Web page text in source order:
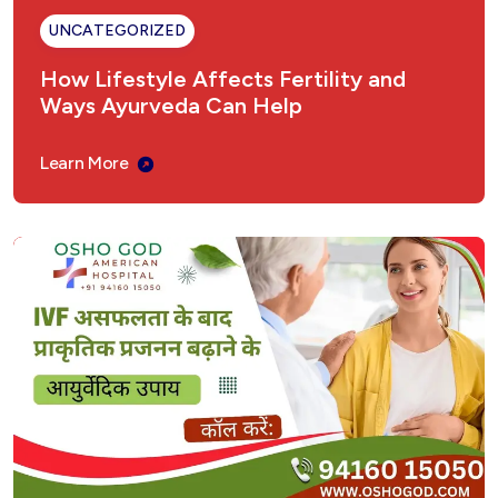
Fungal Infection Ayurvedic Treatment
Understanding Gastritis: The Ayurvedic
Vertigo Ayurvedic Treatment in India
Introduction: Why Choose Ayurveda for
Epilepsy?
अमेरिकन अस्पताल, अम्बाला छावनी – शीघ्रपतन का आयुर्वेदिक
उपचार
ओलिगोस्पर्मिया (Oligospermia) का आयुर्वेदिक उपचार
UNCATEGORIZED
How Lifestyle Affects Fertility and
Ways Ayurveda Can Help
Learn More